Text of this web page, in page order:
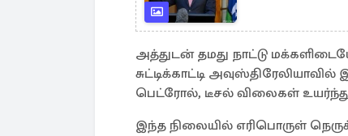
அத்துடன் தமது நாட்டு
சுட்டிக்காட்டி
பெட்ரோல், டீசல் விலைகள்
இந்த நிலையில் எரிபொருள்